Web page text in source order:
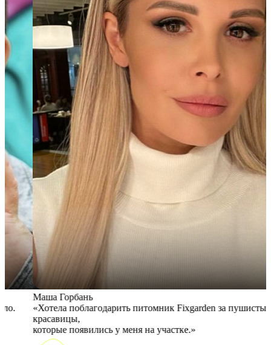
Маша Горбань
«Хотела поблагодарить питомник Fixgarden за пушистые
красавицы,
которые появились у меня на участке.»